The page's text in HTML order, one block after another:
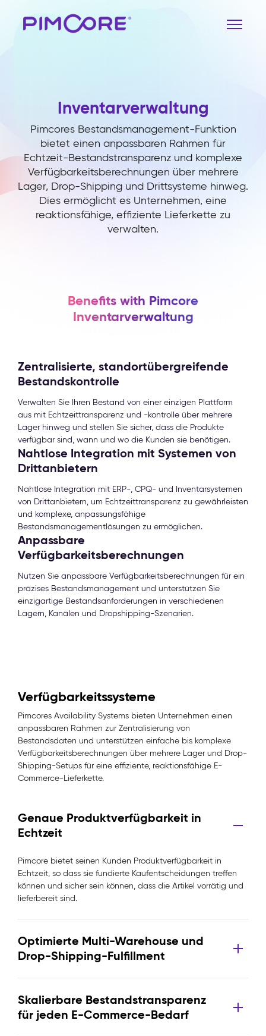
Inventarverwaltung
Pimcores Bestandsmanagement-Funktion
bietet einen anpassbaren Rahmen für
Echtzeit-Bestandstransparenz und komplexe
Verfügbarkeitsberechnungen über mehrere
Lager, Drop-Shipping und Drittsysteme hinweg.
Dies ermöglicht es Unternehmen, eine
reaktionsfähige, effiziente Lieferkette zu
verwalten.
Benefits with Pimcore
Inventarverwaltung
Zentralisierte, standortübergreifende
Bestandskontrolle
Verwalten Sie Ihren Bestand von einer einzigen Plattform
aus mit Echtzeittransparenz und -kontrolle über mehrere
Lager hinweg und stellen Sie sicher, dass die Produkte
verfügbar sind, wann und wo die Kunden sie benötigen.
Nahtlose Integration mit Systemen von
Drittanbietern
Nahtlose Integration mit ERP-, CPQ- und Inventarsystemen
von Drittanbietern, um Echtzeittransparenz zu gewährleisten
und komplexe, anpassungsfähige
Bestandsmanagementlösungen zu ermöglichen.
Anpassbare
Verfügbarkeitsberechnungen
Nutzen Sie anpassbare Verfügbarkeitsberechnungen für ein
präzises Bestandsmanagement und unterstützen Sie
einzigartige Bestandsanforderungen in verschiedenen
Lagern, Kanälen und Dropshipping-Szenarien.
Verfügbarkeitssysteme
Pimcores Availability Systems bieten Unternehmen einen
anpassbaren Rahmen zur Zentralisierung von
Bestandsdaten und unterstützen einfache bis komplexe
Verfügbarkeitsberechnungen über mehrere Lager und Drop-
Shipping-Setups für eine effiziente, reaktionsfähige E-
Commerce-Lieferkette.
Genaue Produktverfügbarkeit in
Echtzeit
Pimcore bietet seinen Kunden Produktverfügbarkeit in
Echtzeit, so dass sie fundierte Kaufentscheidungen treffen
können und sicher sein können, dass die Artikel vorrätig und
lieferbereit sind.
Optimierte Multi-Warehouse und
Drop-Shipping-Fulfillment
Skalierbare Bestandstransparenz
für jeden E-Commerce-Bedarf